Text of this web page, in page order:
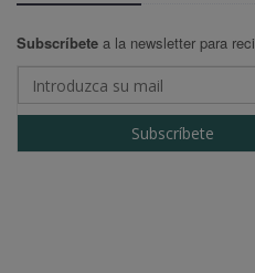
Subscríbete a la newsletter para
Subscríbete